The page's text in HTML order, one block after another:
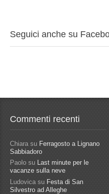
Seguici anche su
Commenti recenti
Chiara su Ferragosto a Lignano
Sabbiadoro
Paolo su Last minute per le
vacanze sulla neve
Ludovica su Festa di San
Silvestro ad Alleghe